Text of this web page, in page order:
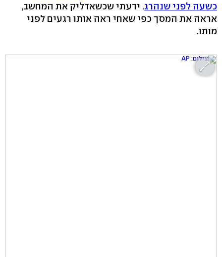
כשעה לפני שנהרג. ידעתי שכשאדליק את המחשב,
אראה את המסך כפי שאחי ראה אותו רגעים לפני
מותו.